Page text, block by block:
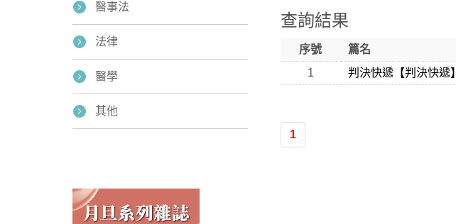
查詢結果
序號 篇名
1
判決快遞【判決快遞】
1
醫事法
法律
醫學
其他